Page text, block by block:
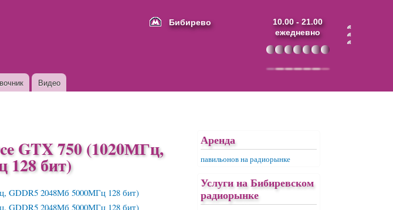
Бибирево
10.00 - 21.00
ежедневно
Видео
GTX 750 (1020МГц,
128 бит)
Аренда
павильонов на радиорынке
Услуги на Бибиревском
радиорынке